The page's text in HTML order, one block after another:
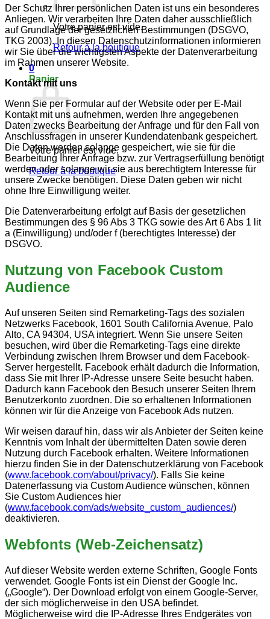
Votre panier est vide.
Retour à la boutique
0
Panier
Votre panier est vide.
Retour à la boutique
Der Schutz Ihrer persönlichen Daten ist uns ein besonderes
Anliegen. Wir verarbeiten Ihre Daten daher ausschließlich
auf Grundlage der gesetzlichen Bestimmungen (DSGVO,
TKG 2003). In diesen Datenschutzinformationen informieren
wir Sie über die wichtigsten Aspekte der Datenverarbeitung
im Rahmen unserer Website.
Kontakt mit uns
Wenn Sie per Formular auf der Website oder per E-Mail
Kontakt mit uns aufnehmen, werden Ihre angegebenen
Daten zwecks Bearbeitung der Anfrage und für den Fall von
Anschlussfragen in unserer Kundendatenbank gespeichert.
Die Daten werden solange gespeichert, wie sie für die
Bearbeitung Ihrer Anfrage bzw. zur Vertragserfüllung benötigt
werden oder solange wir sie aus berechtigtem Interesse für
unsere Zwecke benötigen. Diese Daten geben wir nicht
ohne Ihre Einwilligung weiter.
Die Datenverarbeitung erfolgt auf Basis der gesetzlichen
Bestimmungen des § 96 Abs 3 TKG sowie des Art 6 Abs 1 lit
a (Einwilligung) und/oder f (berechtigtes Interesse) der
DSGVO.
Nutzung von Facebook Custom
Audience
Auf unseren Seiten sind Remarketing-Tags des sozialen
Netzwerks Facebook, 1601 South California Avenue, Palo
Alto, CA 94304, USA integriert. Wenn Sie unsere Seiten
besuchen, wird über die Remarketing-Tags eine direkte
Verbindung zwischen Ihrem Browser und dem Facebook-
Server hergestellt. Facebook erhält dadurch die Information,
dass Sie mit Ihrer IP-Adresse unsere Seite besucht haben.
Dadurch kann Facebook den Besuch unserer Seiten Ihrem
Benutzerkonto zuordnen. Die so erhaltenen Informationen
können wir für die Anzeige von Facebook Ads nutzen.
Wir weisen darauf hin, dass wir als Anbieter der Seiten keine
Kenntnis vom Inhalt der übermittelten Daten sowie deren
Nutzung durch Facebook erhalten. Weitere Informationen
hierzu finden Sie in der Datenschutzerklärung von Facebook
(www.facebook.com/about/privacy/). Falls Sie keine
Datenerfassung via Custom Audience wünschen, können
Sie Custom Audiences hier
(www.facebook.com/ads/website_custom_audiences/)
deaktivieren.
Webfonts (Web-Zeichensatz)
Auf dieser Website werden externe Schriften, Google Fonts
verwendet. Google Fonts ist ein Dienst der Google Inc.
(„Google“). Der Download erfolgt von einem Google-Server,
der sich möglicherweise in den USA befindet.
Möglicherweise wird die IP-Adresse Ihres Endgerätes von